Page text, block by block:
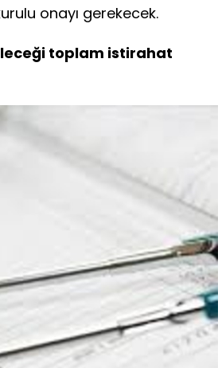
onayı gerekecek.
toplam istirahat